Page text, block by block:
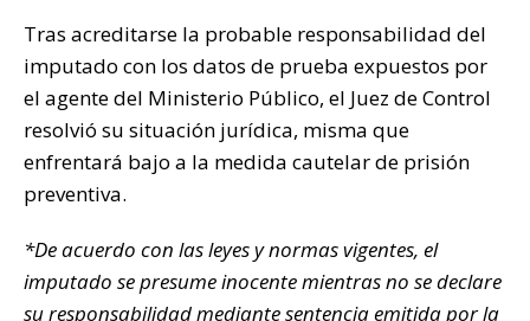
Tras acreditarse la probable responsabilidad del
imputado con los datos de prueba expuestos por
el agente del Ministerio Público, el Juez de Control
resolvió su situación jurídica, misma que
enfrentará bajo a la medida cautelar de prisión
preventiva.
*De acuerdo con las leyes y normas vigentes, el
imputado se presume inocente mientras no se declare
su responsabilidad mediante sentencia emitida por la